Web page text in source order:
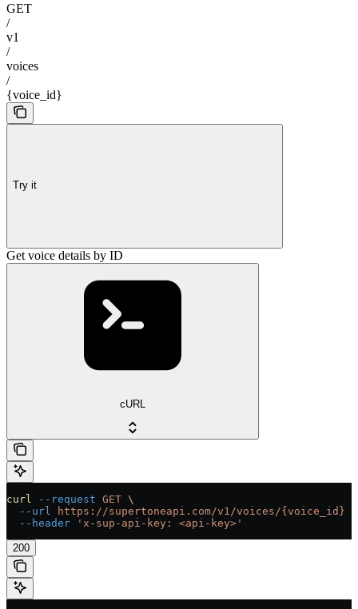
GET
/
v1
/
voices
/
{voice_id}
Try it
Get voice details by ID
cURL
curl --request GET \
  --url
https://supertoneapi.com/v1/voices/{voice_id}
  --header
'x-sup-api-key: <api-key>'
200